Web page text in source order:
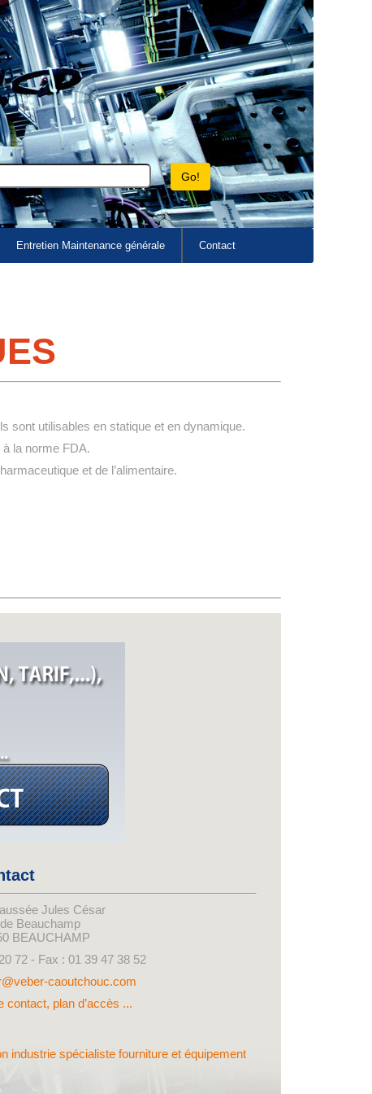
Entretien Maintenance générale Contact
sont utilisables en statique et en dynamique.
la norme FDA.
et de l’alimentaire.
Jules César
Beauchamp
BEAUCHAMP
72 - Fax : 01 39 47 38 52
caoutchouc.com
contact, plan d’accès ...
industrie spécialiste fourniture et équipement